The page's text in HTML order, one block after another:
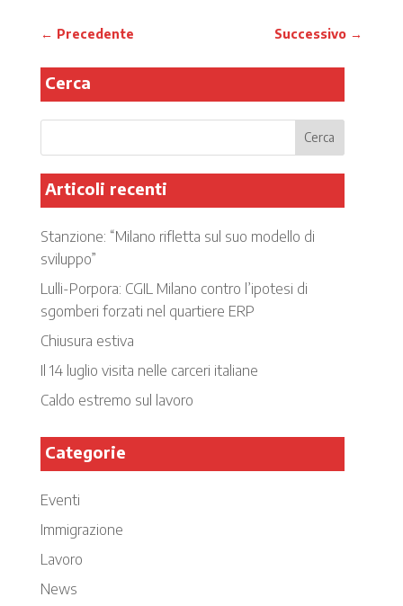
← Precedente Successivo →
Cerca
Articoli recenti
Stanzione: “Milano rifletta sul suo modello di
sviluppo”
Lulli-Porpora: CGIL Milano contro l’ipotesi di
sgomberi forzati nel quartiere ERP
Chiusura estiva
Il 14 luglio visita nelle carceri italiane
Caldo estremo sul lavoro
Categorie
Eventi
Immigrazione
Lavoro
News